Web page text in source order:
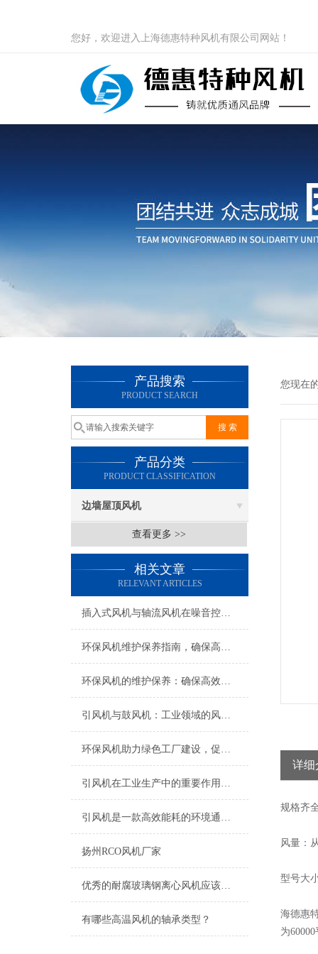
您好，欢迎进入上海德惠特种风机有限公司网站！
产品搜索
PRODUCT SEARCH
产品分类
PRODUCT CLASSIFICATION
边墙屋顶风机
查看更多 >>
相关文章
RELEVANT ARTICLES
插入式风机与轴流风机在噪音控制上有何差异？
环保风机维护保养指南，确保高效稳定运行
环保风机的维护保养：确保高效运行的关键
引风机与鼓风机：工业领域的风动双子星
环保风机助力绿色工厂建设，促进节能减排
引风机在工业生产中的重要作用及发展趋势
引风机是一款高效能耗的环境通风设备
扬州RCO风机厂家
优秀的耐腐玻璃钢离心风机应该具备以下特点
有哪些高温风机的轴承类型？
您现在
详细
规格齐
风量：
型号大
海德惠
为